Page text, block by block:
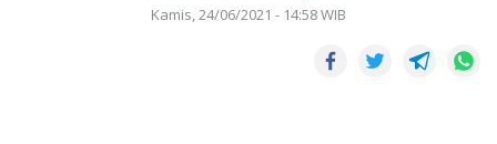
Kamis, 24/06/2021 - 14:58 WIB